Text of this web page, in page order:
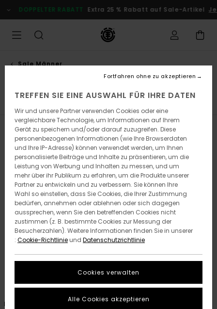
zur
Produkt
springen
DOPPELTER RABATT Extra 25 % Rabatt auf Sale-Artikel
Sale Männer
Caps, hüte & beanies
Filtern & Sortieren 22Ergebnisse
Direkt
Filterkriterien
springen
Überspringen
filtern
nach
7
Lowcase Dad
1
Timber
TREFFEN SIE EINE AUSWAHL FÜR IHRE DATEN
Wir und unsere Partner verwenden Cookies oder eine
vergleichbare Technologie, um Informationen auf Ihrem
Gerät zu speichern und/oder darauf zuzugreifen. Diese
personenbezogenen Informationen (wie Ihre Browserdaten
und Ihre IP-Adresse) können verwendet werden, um Ihnen
personalisierte Beiträge und Inhalte zu präsentieren, um die
Leistung von Werbung und Inhalten zu messen, und um
mehr über ihr Publikum zu erfahren, um die Produkte unserer
Partner zu entwickeln und zu verbessern. Sie können Ihre
Wahl so einstellen, dass Sie Cookies, die Ihrer Zustimmung
bedürfen, annehmen oder ablehnen oder sich dagegen
aussprechen, wenn Sie den betreffenden Cookies nicht
zustimmen (z. B. bestimmte Cookies zur Messung der
Besucherzahlen). Weitere Informationen finden Sie in unserer
: Cookie-Richtlinieund Datenschutzrichtlinie
Cookies verwalten
Fortfahren ohne zu akzeptieren
Alle Cookies akzeptieren